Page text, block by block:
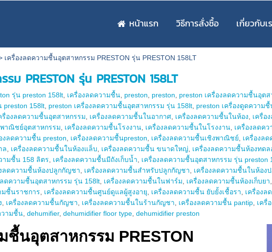
หน้าแรก วิธีการสั่งซื้อ เกี่ยวกับเ
เครื่องลดความชื้นอุตสาหกรรม PRESTON รุ่น PRESTON 158LT
ม PRESTON รุ่น PRESTON 158LT
รุ่น preston 158lt เครื่องลดความชื้น preston preston preston เครื่องลดความชื้นอุตส
preston 158lt preston เครื่องลดความชื้นอุตสาหกรรม รุ่น 158lt preston เครื่องดูดความ
รื่องลดความชื้นอุตสาหกรรม เครื่องลดความชื้นในอากาศ เครื่องลดความชื้นในห้อง เครื่อ
าณิชย์อุตสาหกรรม เครื่องลดความชื้นโรงงาน เครื่องลดความชื้นในโรงงาน เครื่องลดค
งลดความชื้น preston เครื่องลดความชื้นpreston เครื่องลดความชื้นเชิงพาณิชย์ เครื่องล
ล เครื่องลดความชื้นในห้องแล็บ เครื่องลดความชื้น ขนาดใหญ่ เครื่องลดความชื้นห้องทดล
ามชื้น 158 ลิตร เครื่องลดความชื้นมีถังเก็บน้ำ เครื่องลดความชื้นอุตสาหกรรม รุ่น preston
ลดความชื้นห้องปลูกกัญชา เครื่องลดความชื้นสำหรับปลูกกัญชา เครื่องลดความชื้นในห้อง
ลดความชื้นอุตสาหกรรม รุ่น 158lt เครื่องลดความชื้นในฟาร์ม เครื่องลดความชื้นห้องเก็บยา
มชื้นราชการ เครื่องลดความชื้นศูนย์ดูแลผู้สูงอายุ เครื่องลดความชื้น ยับยั้งเชื้อรา เครื่องล
เครื่องลดความชื้นกัญชา เครื่องลดความชื้นในร้านกัญชา เครื่องลดความชื้น pantip เครื่
วามชื้น ,dehumifier,dehumidifier floor type ,dehumidifier preston
ชื้นอุตสาหกรรม PRESTON